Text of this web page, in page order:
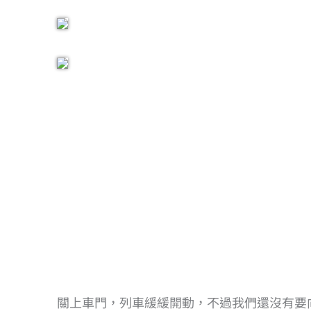
關上車門，列車緩緩開動，不過我們還沒有